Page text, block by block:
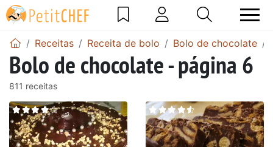
Receitas Receita de bolo Bolo de chocolate
Bolo de chocolate - página 6
811 receitas